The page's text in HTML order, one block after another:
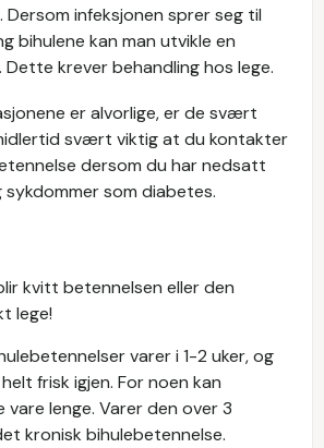
infeksjonen sprer seg til
bihulene kan man utvikle en
Dette krever behandling hos lege.
er alvorlige, er de svært
svært viktig at du kontakter
dersom du har nedsatt
som diabetes.
kvitt betennelsen eller den
lege!
varer i 1-2 uker, og
frisk igjen. For noen kan
vare lenge. Varer den over 3
kronisk bihulebetennelse.